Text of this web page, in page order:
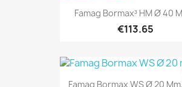
Famag Bormax³ HM Ø 40
€113.65
Famag Bormax WS Ø 20